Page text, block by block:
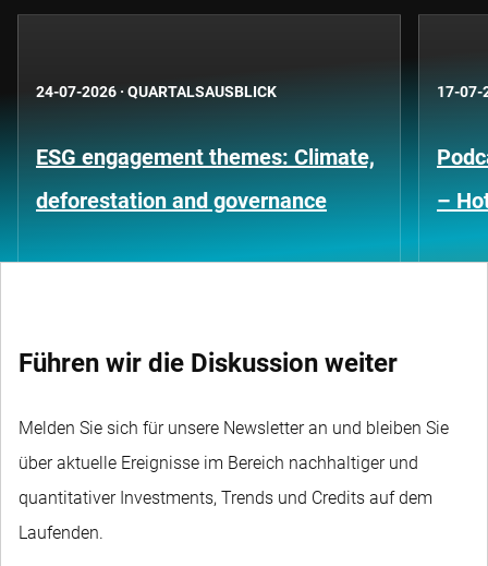
24-07-2026 · QUARTALSAUSBLICK
ESG engagement themes: Climate,
deforestation and governance
17-07-
–
Führen wir die Diskussion weiter
Melden Sie sich für unsere Newsletter an und bleiben Sie
über aktuelle Ereignisse im Bereich nachhaltiger und
quantitativer Investments, Trends und Credits auf dem
Laufenden.